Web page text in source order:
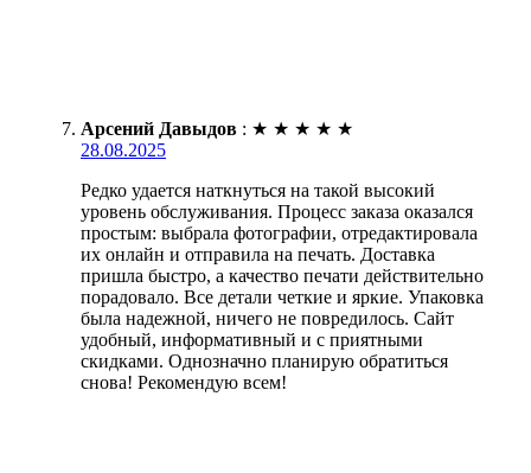
Арсений Давыдов : ★ ★ ★ ★ ★
28.08.2025
Редко удается наткнуться на такой высокий
уровень обслуживания. Процесс заказа оказался
простым: выбрала фотографии, отредактировала
их онлайн и отправила на печать. Доставка
пришла быстро, а качество печати действительно
порадовало. Все детали четкие и яркие. Упаковка
была надежной, ничего не повредилось. Сайт
удобный, информативный и с приятными
скидками. Однозначно планирую обратиться
снова! Рекомендую всем!